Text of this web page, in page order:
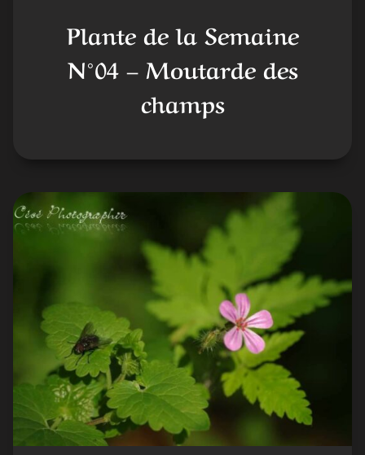
Plante de la Semaine
N°04 – Moutarde des
champs